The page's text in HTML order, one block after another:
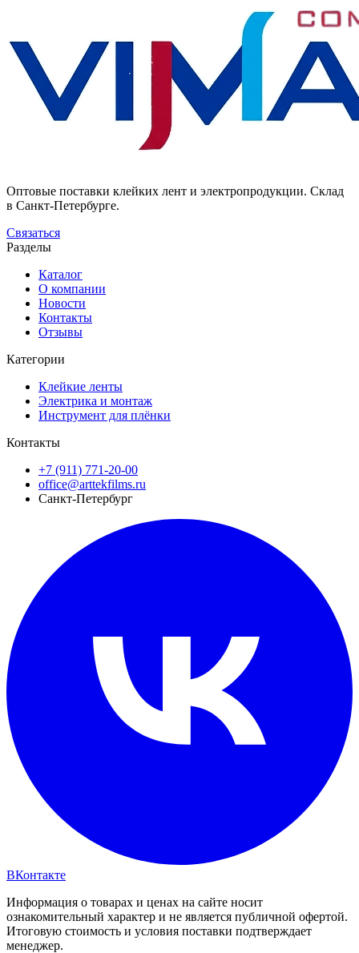
Оптовые поставки клейких лент и электропродукции. Склад
в Санкт-Петербурге.
Связаться
Разделы
Каталог
О компании
Новости
Контакты
Отзывы
Категории
Клейкие ленты
Электрика и монтаж
Инструмент для плёнки
Контакты
+7 (911) 771-20-00
office@arttekfilms.ru
Санкт-Петербург
ВКонтакте
Информация о товарах и ценах на сайте носит
ознакомительный характер и не является публичной офертой.
Итоговую стоимость и условия поставки подтверждает
менеджер.